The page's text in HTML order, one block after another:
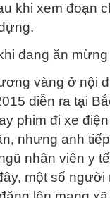
khi xem đoạn
đang ăn mừng
vàng ở nội
diễn ra tại
phim đi xe đ
nhưng anh
nhân viên y
một số người